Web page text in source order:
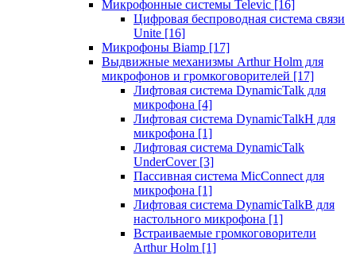
Микрофонные системы Televic [16]
Цифровая беспроводная система связи
Unite [16]
Микрофоны Biamp [17]
Выдвижные механизмы Arthur Holm для
микрофонов и громкоговорителей [17]
Лифтовая система DynamicTalk для
микрофона [4]
Лифтовая система DynamicTalkH для
микрофона [1]
Лифтовая система DynamicTalk
UnderCover [3]
Пассивная система MicConnect для
микрофона [1]
Лифтовая система DynamicTalkB для
настольного микрофона [1]
Встраиваемые громкоговорители
Arthur Holm [1]